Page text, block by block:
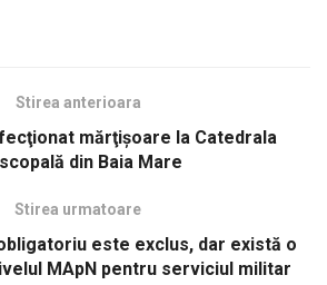
Stirea anterioara
mărţişoare la Catedrala
din Baia Mare
Stirea urmatoare
este exclus, dar există o
MApN pentru serviciul militar